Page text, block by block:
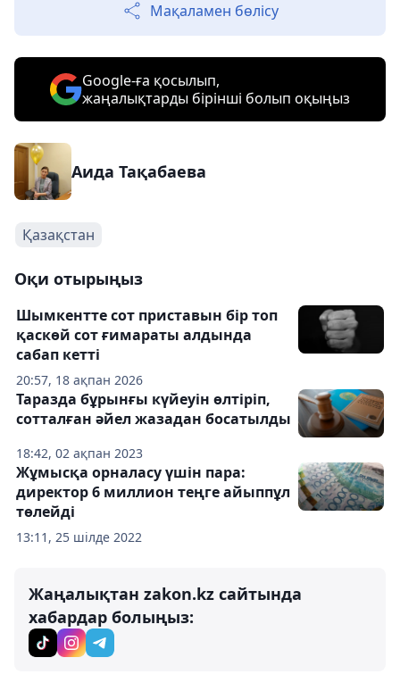
Мақаламен бөлісу
Google-ға қосылып,
жаңалықтарды бірінші болып оқыңыз
Аида Тақабаева
Қазақстан
Оқи отырыңыз
20:57, 18 ақпан 2026
Шымкентте сот приставын бір топ
қаскөй сот ғимараты алдында
сабап кетті
18:42, 02 ақпан 2023
Таразда бұрынғы күйеуін өлтіріп,
сотталған әйел жазадан босатылды
13:11, 25 шілде 2022
Жұмысқа орналасу үшін пара:
директор 6 миллион теңге айыппұл
төлейді
Жаңалықтан zakon.kz сайтында
хабардар болыңыз: